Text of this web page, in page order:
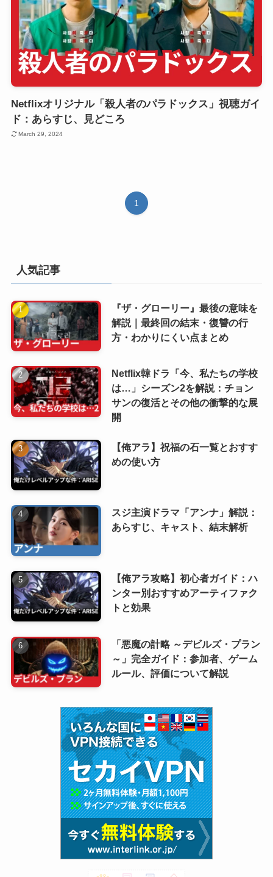
Netflixオリジナル「殺人者のパラドックス」視聴ガイ
ド：あらすじ、見どころ
March 29, 2024
1
人気記事
『ザ・グローリー』最後の意味を
解説｜最終回の結末・復讐の行
方・わかりにくい点まとめ
Netflix韓ドラ「今、私たちの学校
は…」シーズン2を解説：チョン
サンの復活とその他の衝撃的な展
開
【俺アラ】祝福の石一覧とおすす
めの使い方
スジ主演ドラマ「アンナ」解説：
あらすじ、キャスト、結末解析
【俺アラ攻略】初心者ガイド：ハ
ンター別おすすめアーティファク
トと効果
「悪魔の計略 ～デビルズ・プラン
～」完全ガイド：参加者、ゲーム
ルール、評価について解説